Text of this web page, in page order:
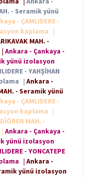
- Seramik yünü
- ÇAMLIDERE -
kaplama
|
MAH. -
| Ankara - Çankaya -
yünü izolasyon
- YAHŞİHAN
| Ankara -
- Seramik yünü
- ÇAMLIDERE -
kaplama
|
MAH. -
| Ankara - Çankaya -
yünü izolasyon
- YONCATEPE
| Ankara -
yünü izolasyon